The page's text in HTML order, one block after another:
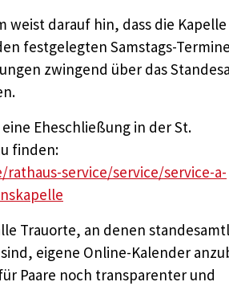
weist darauf hin, dass die Kapelle
festgelegten Samstags-
zwingend über das
Eheschließung in der St.
finden:
service/service/service-a-
Trauorte, an denen
eigene Online-Kalender
Paare noch transparenter und